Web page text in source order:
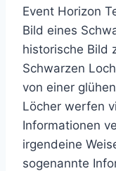
Event Horizon
Bild eines
historische Bild
Schwarzen
von einer
Löcher werfen
Informationen
irgendeine
sogenannte